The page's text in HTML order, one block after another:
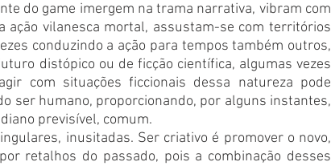
do game imergem na trama narrativa, vibram com
ação vilanesca mortal, assustam-se com territórios
conduzindo a ação para tempos também outros,
distópico ou de ficção científica, algumas vezes
com situações ficcionais dessa natureza pode
ser humano, proporcionando, por alguns instantes,
previsível, comum.
inusitadas. Ser criativo é promover o novo,
retalhos do passado, pois a combinação desses